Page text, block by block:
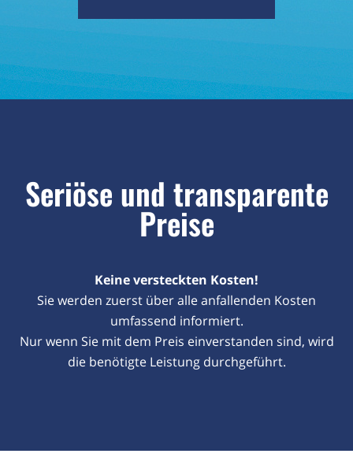
Seriöse und transparente
Preise
Keine versteckten Kosten!
Sie werden zuerst über alle anfallenden Kosten
umfassend informiert.
Nur wenn Sie mit dem Preis einverstanden sind, wird
die benötigte Leistung durchgeführt.